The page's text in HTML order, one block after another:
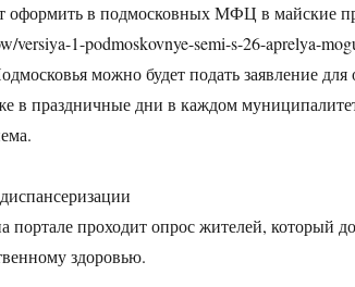
оформить в подмосковных МФЦ в майские
versiya-1-podmoskovnye-semi-s-26-aprelya-
можно будет подать заявление
в праздничные дни в каждом
портале проходит опрос жителей, который
здоровью.